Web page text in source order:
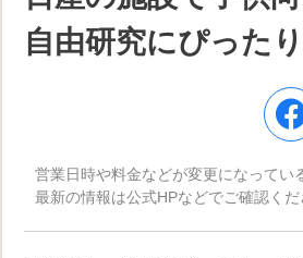
自由研究にぴった
営業日時や料金などが変更になってい
最新の情報は公式HPなどでご確認く